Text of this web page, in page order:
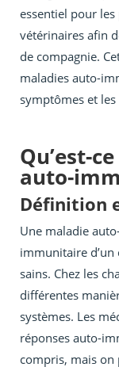
essentiel pour
vétérinaires afin
de compagnie.
maladies auto-
symptômes et
Qu’est-
auto-
Définition
Une maladie
immunitaire d’un
sains. Chez les
différentes
systèmes. Les
réponses auto-
compris, mais on